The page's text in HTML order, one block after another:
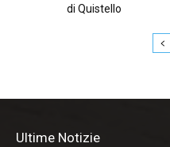
di Quistello
Ultime Notizie